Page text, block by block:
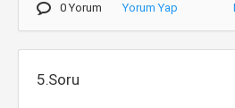
0 Yorum Yorum Yap
5.Soru